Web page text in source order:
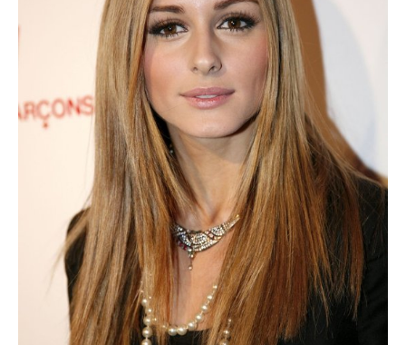
ダウンスタイルにしてもアップにしても、気品あふれるスタ
イリングにしやすく、大人女子におすすめのヘアスタイルで